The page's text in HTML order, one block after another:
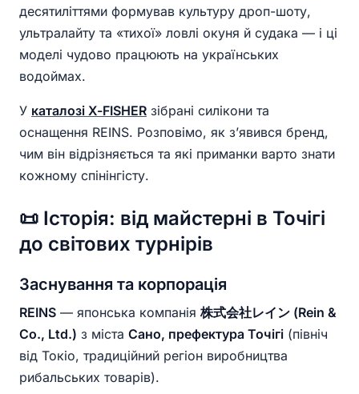
десятиліттями формував культуру дроп-шоту,
ультралайту та «тихої» ловлі окуня й судака — і ці
моделі чудово працюють на українських
водоймах.
У каталозі X-FISHER зібрані силікони та
оснащення REINS. Розповімо, як з’явився бренд,
чим він відрізняється та які приманки варто знати
кожному спінінгісту.
📜 Історія: від майстерні в Точігі
до світових турнірів
Заснування та корпорація
REINS — японська компанія 株式会社レイン (Rein &
Co., Ltd.) з міста Сано, префектура Точігі (північ
від Токіо, традиційний регіон виробництва
рибальських товарів).